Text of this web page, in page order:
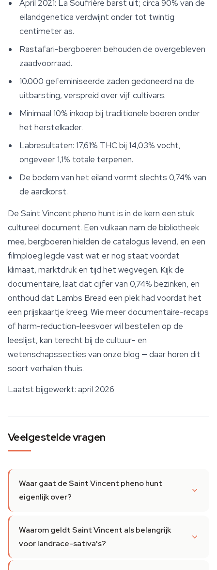
April 2021: La Soufrière barst uit; circa 90% van de
eilandgenetica verdwijnt onder tot twintig
centimeter as.
Rastafari-bergboeren behouden de overgebleven
zaadvoorraad.
10.000 gefeminiseerde zaden gedoneerd na de
uitbarsting, verspreid over vijf cultivars.
Minimaal 10% inkoop bij traditionele boeren onder
het herstelkader.
Labresultaten: 17,61% THC bij 14,03% vocht,
ongeveer 1,1% totale terpenen.
De bodem van het eiland vormt slechts 0,74% van
de aardkorst.
De Saint Vincent pheno hunt is in de kern een stuk
cultureel document. Een vulkaan nam de bibliotheek
mee, bergboeren hielden de catalogus levend, en een
filmploeg legde vast wat er nog staat voordat
klimaat, marktdruk en tijd het wegvegen. Kijk de
documentaire, laat dat cijfer van 0,74% bezinken, en
onthoud dat Lambs Bread een plek had voordat het
een prijskaartje kreeg. Wie meer documentaire-recaps
of harm-reduction-leesvoer wil bestellen op de
leeslijst, kan terecht bij de cultuur- en
wetenschapssecties van onze blog — daar horen dit
soort verhalen thuis.
Laatst bijgewerkt: april 2026
Veelgestelde vragen
Waar gaat de Saint Vincent pheno hunt
eigenlijk over?
Waarom geldt Saint Vincent als belangrijk
voor landrace-sativa's?